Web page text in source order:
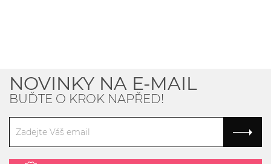
NOVINKY NA E-MAIL
BUĎTE O KROK NAPŘED!